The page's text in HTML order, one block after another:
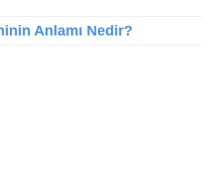
Anlamı Nedir?